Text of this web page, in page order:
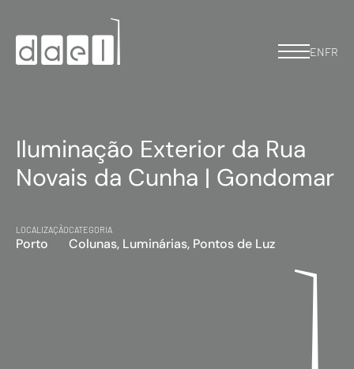
ENFR
Iluminação Exterior da Rua
Novais da Cunha | Gondomar
LOCALIZAÇÃO
Porto
CATEGORIA
Colunas, Luminárias, Pontos de Luz